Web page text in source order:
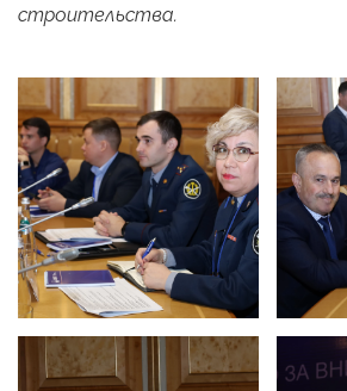
строительства.